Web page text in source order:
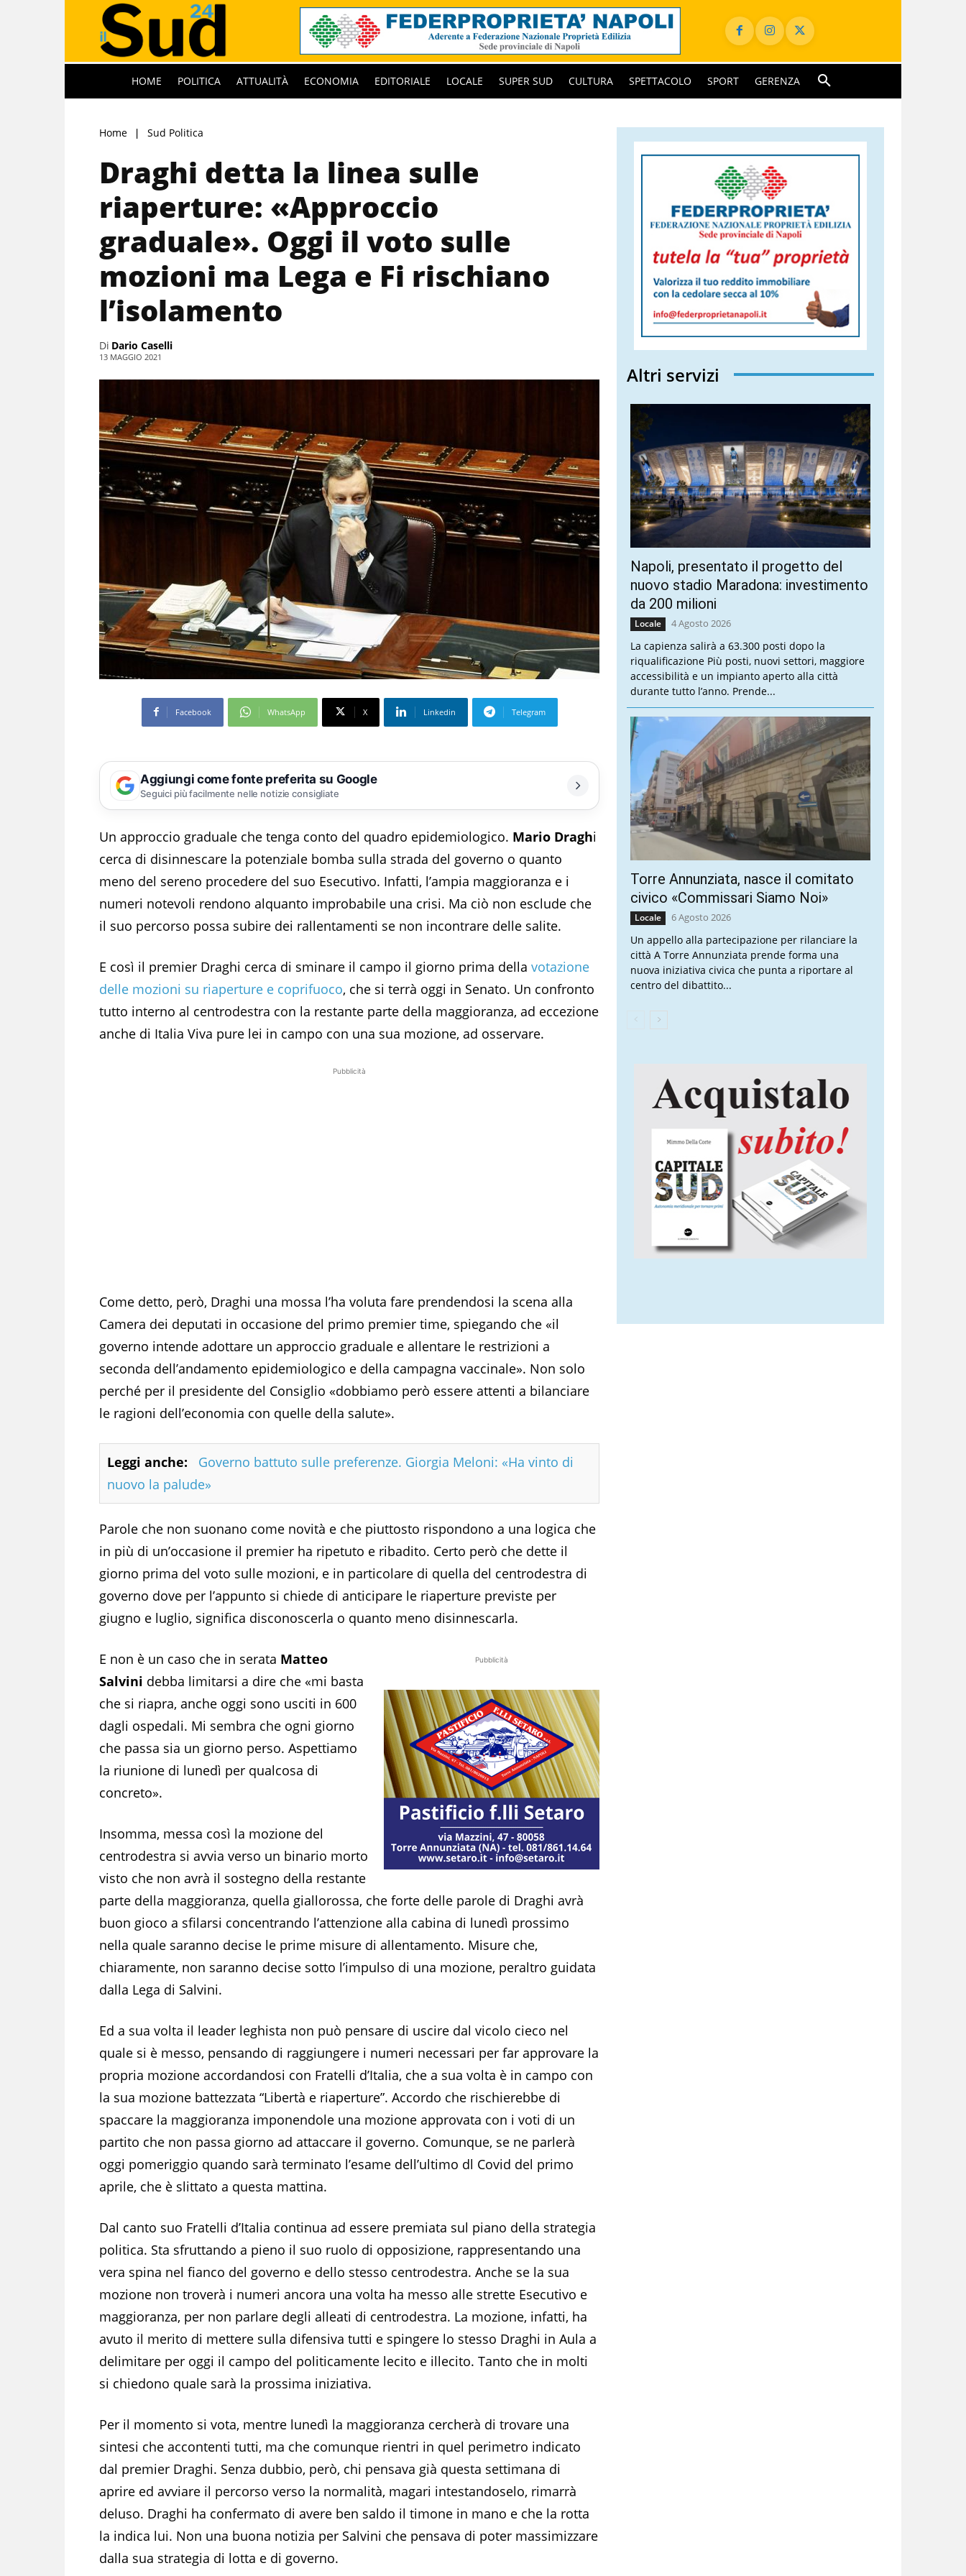
HOME POLITICA ATTUALITÀ ECONOMIA EDITORIALE LOCALE SUPER SUD CULTURA SPETTACOLO SPORT GERENZA
Home Sud Politica
Draghi detta la linea sulle
riaperture: «Approccio
graduale». Oggi il voto sulle
mozioni ma Lega e Fi rischiano
l’isolamento
Di Dario Caselli
13 MAGGIO 2021
Facebook WhatsApp X Linkedin Telegram
Aggiungi come fonte preferita su Google
Seguici più facilmente nelle notizie consigliate
Un approccio graduale che tenga conto del quadro epidemiologico. Mario Draghi
cerca di disinnescare la potenziale bomba sulla strada del governo o quanto
meno del sereno procedere del suo Esecutivo. Infatti, l’ampia maggioranza e i
numeri notevoli rendono alquanto improbabile una crisi. Ma ciò non esclude che
il suo percorso possa subire dei rallentamenti se non incontrare delle salite.
E così il premier Draghi cerca di sminare il campo il giorno prima della votazione
delle mozioni su riaperture e coprifuoco, che si terrà oggi in Senato. Un confronto
tutto interno al centrodestra con la restante parte della maggioranza, ad eccezione
anche di Italia Viva pure lei in campo con una sua mozione, ad osservare.
Pubblicità
Come detto, però, Draghi una mossa l’ha voluta fare prendendosi la scena alla
Camera dei deputati in occasione del primo premier time, spiegando che «il
governo intende adottare un approccio graduale e allentare le restrizioni a
seconda dell’andamento epidemiologico e della campagna vaccinale». Non solo
perché per il presidente del Consiglio «dobbiamo però essere attenti a bilanciare
le ragioni dell’economia con quelle della salute».
Leggi anche:
Governo battuto sulle preferenze. Giorgia Meloni: «Ha vinto di
nuovo la palude»
Parole che non suonano come novità e che piuttosto rispondono a una logica che
in più di un’occasione il premier ha ripetuto e ribadito. Certo però che dette il
giorno prima del voto sulle mozioni, e in particolare di quella del centrodestra di
governo dove per l’appunto si chiede di anticipare le riaperture previste per
giugno e luglio, significa disconoscerla o quanto meno disinnescarla.
Pubblicità
E non è un caso che in serata Matteo
Salvini debba limitarsi a dire che «mi basta
che si riapra, anche oggi sono usciti in 600
dagli ospedali. Mi sembra che ogni giorno
che passa sia un giorno perso. Aspettiamo
la riunione di lunedì per qualcosa di
concreto».
Insomma, messa così la mozione del
centrodestra si avvia verso un binario morto
visto che non avrà il sostegno della restante
parte della maggioranza, quella giallorossa, che forte delle parole di Draghi avrà
buon gioco a sfilarsi concentrando l’attenzione alla cabina di lunedì prossimo
nella quale saranno decise le prime misure di allentamento. Misure che,
chiaramente, non saranno decise sotto l’impulso di una mozione, peraltro guidata
dalla Lega di Salvini.
Ed a sua volta il leader leghista non può pensare di uscire dal vicolo cieco nel
quale si è messo, pensando di raggiungere i numeri necessari per far approvare la
propria mozione accordandosi con Fratelli d’Italia, che a sua volta è in campo con
la sua mozione battezzata “Libertà e riaperture”. Accordo che rischierebbe di
spaccare la maggioranza imponendole una mozione approvata con i voti di un
partito che non passa giorno ad attaccare il governo. Comunque, se ne parlerà
oggi pomeriggio quando sarà terminato l’esame dell’ultimo dl Covid del primo
aprile, che è slittato a questa mattina.
Dal canto suo Fratelli d’Italia continua ad essere premiata sul piano della strategia
politica. Sta sfruttando a pieno il suo ruolo di opposizione, rappresentando una
vera spina nel fianco del governo e dello stesso centrodestra. Anche se la sua
mozione non troverà i numeri ancora una volta ha messo alle strette Esecutivo e
maggioranza, per non parlare degli alleati di centrodestra. La mozione, infatti, ha
avuto il merito di mettere sulla difensiva tutti e spingere lo stesso Draghi in Aula a
delimitare per oggi il campo del politicamente lecito e illecito. Tanto che in molti
si chiedono quale sarà la prossima iniziativa.
Per il momento si vota, mentre lunedì la maggioranza cercherà di trovare una
sintesi che accontenti tutti, ma che comunque rientri in quel perimetro indicato
dal premier Draghi. Senza dubbio, però, chi pensava già questa settimana di
aprire ed avviare il percorso verso la normalità, magari intestandoselo, rimarrà
deluso. Draghi ha confermato di avere ben saldo il timone in mano e che la rotta
la indica lui. Non una buona notizia per Salvini che pensava di poter massimizzare
dalla sua strategia di lotta e di governo.
Altri servizi
Napoli, presentato il progetto del
nuovo stadio Maradona: investimento
da 200 milioni
Locale 4 Agosto 2026
La capienza salirà a 63.300 posti dopo la
riqualificazione Più posti, nuovi settori, maggiore
accessibilità e un impianto aperto alla città
durante tutto l’anno. Prende...
Torre Annunziata, nasce il comitato
civico «Commissari Siamo Noi»
Locale 6 Agosto 2026
Un appello alla partecipazione per rilanciare la
città A Torre Annunziata prende forma una
nuova iniziativa civica che punta a riportare al
centro del dibattito...